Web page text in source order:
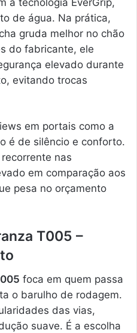
de água. Na prática,
gruda melhor no chão
do fabricante, ele
elevado durante
evitando trocas
em portais como a
é de silêncio e conforto.
nas
em comparação aos
pesa no orçamento
T005 –
foca em quem passa
o barulho de rodagem.
das vias,
suave. É a escolha